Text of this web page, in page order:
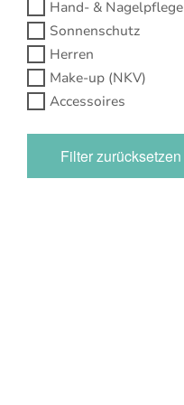
Hand- & Nagelpflege
Sonnenschutz
Herren
Make-up (NKV)
Accessoires
Filter zurücksetzen